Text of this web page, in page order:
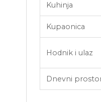
Kuhinja
Kupaonica
Hodnik i ulaz
Dnevni